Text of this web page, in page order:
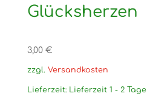
Glücksherzen
3,00 €
zzgl. Versandkosten
Lieferzeit: Lieferzeit 1 - 2 Tage